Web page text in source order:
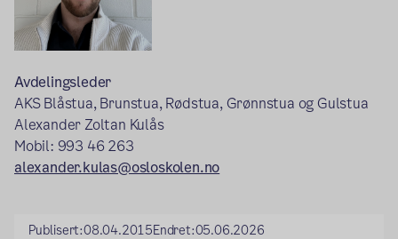
Avdelingsleder
AKS Blåstua, Brunstua, Rødstua, Grønnstua og Gulstua
Alexander Zoltan Kulås
Mobil: 993 46 263
alexander.kulas@osloskolen.no
Publisert:08.04.2015Endret:05.06.2026